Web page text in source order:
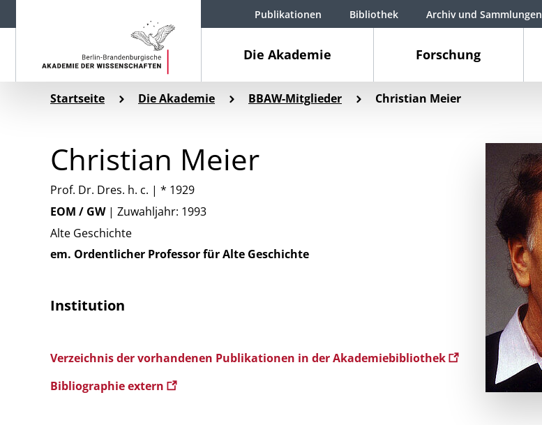
Die Akademie Forschung
Publikationen Bibliothek Archiv und Sammlungen
Startseite Die Akademie BBAW-Mitglieder Christian Meier
Christian Meier
Prof. Dr. Dres. h. c. | * 1929
EOM / GW | Zuwahljahr: 1993
Alte Geschichte
em. Ordentlicher Professor für Alte Geschichte
Institution
Verzeichnis der vorhandenen Publikationen in der Akademiebibliothek
Bibliographie extern